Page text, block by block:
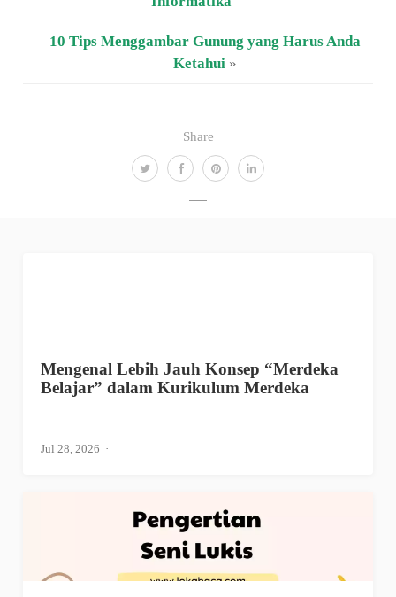
Share
10 Tips Menggambar Gunung yang Harus Anda
Ketahui »
Mengenal Lebih Jauh Konsep “Merdeka
Belajar” dalam Kurikulum Merdeka
Jul 28, 2026